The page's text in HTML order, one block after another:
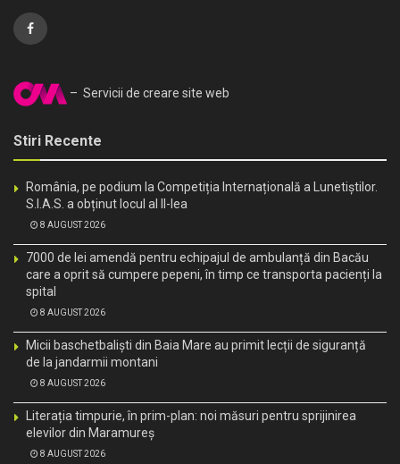
– Servicii de creare site web
Stiri Recente
România, pe podium la Competiția Internațională a Lunetiștilor.
S.I.A.S. a obținut locul al II-lea
8 AUGUST 2026
7000 de lei amendă pentru echipajul de ambulanță din Bacău
care a oprit să cumpere pepeni, în timp ce transporta pacienți la
spital
8 AUGUST 2026
Micii baschetbaliști din Baia Mare au primit lecții de siguranță
de la jandarmii montani
8 AUGUST 2026
Literația timpurie, în prim-plan: noi măsuri pentru sprijinirea
elevilor din Maramureș
8 AUGUST 2026